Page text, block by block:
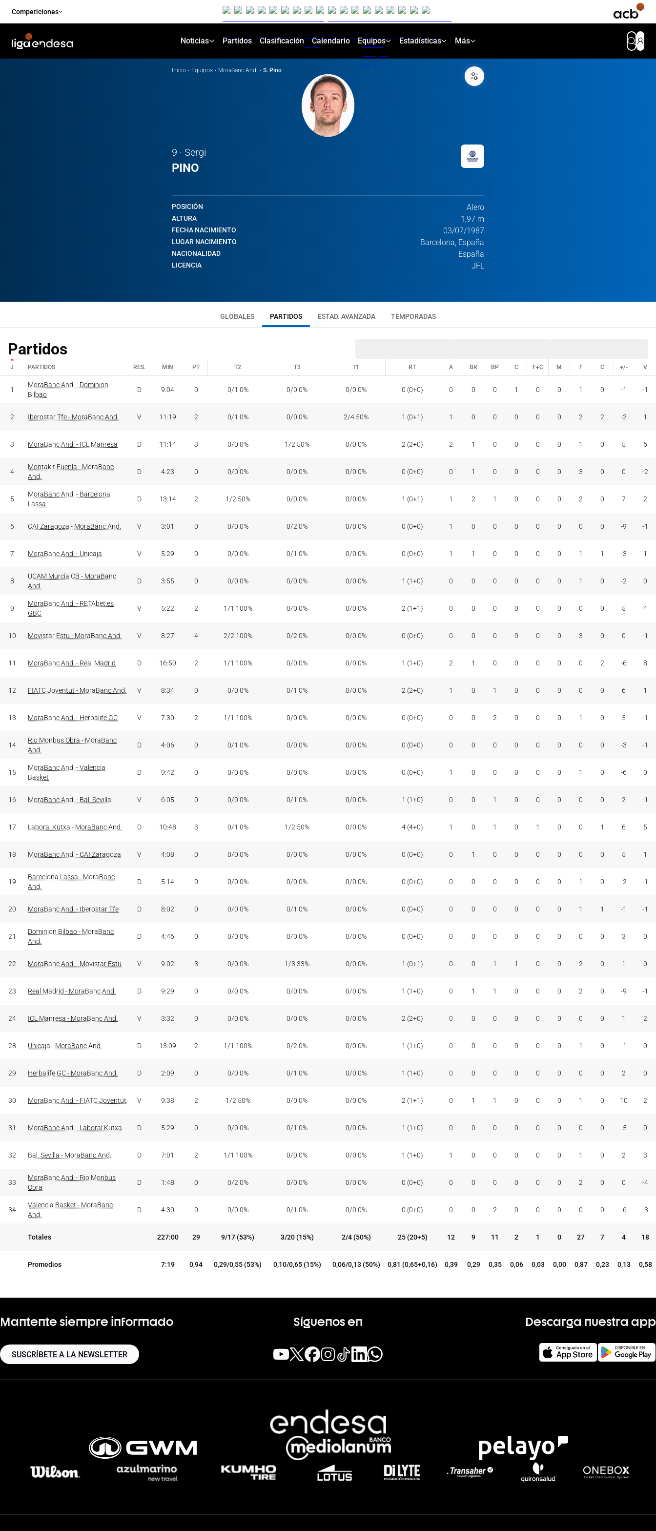
Competiciones
Noticias Partidos Clasificación Calendario Equipos Estadísticas Más
Inicio · Equipos · MoraBanc And. · S. Pino
9 · Sergi
PINO
POSICIÓN Alero
ALTURA 1,97 m
FECHA NACIMIENTO 03/07/1987
LUGAR NACIMIENTO Barcelona, España
NACIONALIDAD España
LICENCIA JFL
GLOBALES PARTIDOS ESTAD. AVANZADA TEMPORADAS
Partidos
J PARTIDOS RES. MIN PT T2 T3 T1 RT A BR BP C F+C M F C +/- V
PARTIDOS
1
MoraBanc And. - Dominion
Bilbao
D 9:04 0 0/1 0% 0/0 0% 0/0 0% 0 (0+0) 0 0 0 1 0 0 1 0 -1 -1
2 Iberostar Tfe - MoraBanc And. V 11:19 2 0/1 0% 0/0 0% 2/4 50% 1 (0+1) 1 0 0 0 0 0 2 2 -2 1
3 MoraBanc And. - ICL Manresa D 11:14 3 0/0 0% 1/2 50% 0/0 0% 2 (2+0) 2 1 0 0 0 0 1 0 5 6
4
Montakit Fuenla - MoraBanc
And.
D 4:23 0 0/0 0% 0/0 0% 0/0 0% 0 (0+0) 0 1 0 0 0 0 3 0 0 -2
5
MoraBanc And. - Barcelona
Lassa
D 13:14 2 1/2 50% 0/0 0% 0/0 0% 1 (0+1) 1 2 1 0 0 0 2 0 7 2
6 CAI Zaragoza - MoraBanc And. V 3:01 0 0/0 0% 0/2 0% 0/0 0% 0 (0+0) 1 0 0 0 0 0 0 0 -9 -1
7 MoraBanc And. - Unicaja V 5:29 0 0/0 0% 0/1 0% 0/0 0% 0 (0+0) 1 1 0 0 0 0 1 1 -3 1
8
UCAM Murcia CB - MoraBanc
And.
D 3:55 0 0/0 0% 0/0 0% 0/0 0% 1 (1+0) 0 0 0 0 0 0 1 0 -2 0
9
MoraBanc And. - RETAbet.es
GBC
V 5:22 2 1/1 100% 0/0 0% 0/0 0% 2 (1+1) 0 0 0 0 0 0 0 0 5 4
10 Movistar Estu - MoraBanc And. V 8:27 4 2/2 100% 0/2 0% 0/0 0% 0 (0+0) 0 0 0 0 0 0 3 0 0 -1
11 MoraBanc And. - Real Madrid D 16:50 2 1/1 100% 0/0 0% 0/0 0% 1 (1+0) 2 1 0 0 0 0 0 2 -6 8
12 FIATC Joventut - MoraBanc And. V 8:34 0 0/0 0% 0/1 0% 0/0 0% 2 (2+0) 1 0 1 0 0 0 0 0 6 1
13 MoraBanc And. - Herbalife GC V 7:30 2 1/1 100% 0/0 0% 0/0 0% 0 (0+0) 0 0 2 0 0 0 1 0 5 -1
14
Rio Monbus Obra - MoraBanc
And.
D 4:06 0 0/1 0% 0/0 0% 0/0 0% 0 (0+0) 0 0 0 0 0 0 0 0 -3 -1
15
MoraBanc And. - Valencia
Basket
D 9:42 0 0/0 0% 0/0 0% 0/0 0% 0 (0+0) 1 0 0 0 0 0 1 0 -6 0
16 MoraBanc And. - Bal. Sevilla V 6:05 0 0/0 0% 0/1 0% 0/0 0% 1 (1+0) 0 0 1 0 0 0 0 0 2 -1
17 Laboral Kutxa - MoraBanc And. D 10:48 3 0/1 0% 1/2 50% 0/0 0% 4 (4+0) 1 0 1 0 1 0 0 1 6 5
18 MoraBanc And. - CAI Zaragoza V 4:08 0 0/0 0% 0/0 0% 0/0 0% 0 (0+0) 0 1 0 0 0 0 0 0 5 1
19
Barcelona Lassa - MoraBanc
And.
D 5:14 0 0/0 0% 0/0 0% 0/0 0% 0 (0+0) 0 0 0 0 0 0 1 0 -2 -1
20 MoraBanc And. - Iberostar Tfe D 8:02 0 0/0 0% 0/1 0% 0/0 0% 0 (0+0) 0 0 0 0 0 0 1 1 -1 -1
21
Dominion Bilbao - MoraBanc
And.
D 4:46 0 0/0 0% 0/0 0% 0/0 0% 0 (0+0) 0 0 0 0 0 0 0 0 3 0
22 MoraBanc And. - Movistar Estu V 9:02 3 0/0 0% 1/3 33% 0/0 0% 1 (0+1) 0 0 1 1 0 0 2 0 1 0
23 Real Madrid - MoraBanc And. D 9:29 0 0/0 0% 0/0 0% 0/0 0% 1 (1+0) 0 1 1 0 0 0 2 0 -9 -1
24 ICL Manresa - MoraBanc And. V 3:32 0 0/0 0% 0/0 0% 0/0 0% 2 (2+0) 0 0 0 0 0 0 0 0 1 2
28 Unicaja - MoraBanc And. D 13:09 2 1/1 100% 0/2 0% 0/0 0% 1 (1+0) 0 0 0 0 0 0 1 0 -1 0
29 Herbalife GC - MoraBanc And. D 2:09 0 0/0 0% 0/1 0% 0/0 0% 1 (1+0) 0 0 0 0 0 0 0 0 2 0
30 MoraBanc And. - FIATC Joventut V 9:38 2 1/2 50% 0/0 0% 0/0 0% 2 (1+1) 0 1 1 0 0 0 1 0 10 2
31 MoraBanc And. - Laboral Kutxa D 5:29 0 0/0 0% 0/1 0% 0/0 0% 1 (1+0) 0 0 0 0 0 0 0 0 -5 0
32 Bal. Sevilla - MoraBanc And. D 7:01 2 1/1 100% 0/0 0% 0/0 0% 1 (1+0) 1 0 0 0 0 0 1 0 2 3
33
MoraBanc And. - Rio Monbus
Obra
D 1:48 0 0/2 0% 0/0 0% 0/0 0% 0 (0+0) 0 0 0 0 0 0 2 0 0 -4
34
Valencia Basket - MoraBanc
And.
D 4:30 0 0/0 0% 0/1 0% 0/0 0% 0 (0+0) 0 0 2 0 0 0 0 0 -6 -3
Totales 227:00 29 9/17 (53%) 3/20 (15%) 2/4 (50%) 25 (20+5) 12 9 11 2 1 0 27 7 4 18
Promedios 7:19 0,94 0,29/0,55 (53%) 0,10/0,65 (15%) 0,06/0,13 (50%) 0,81 (0,65+0,16) 0,39 0,29 0,35 0,06 0,03 0,00 0,87 0,23 0,13 0,58
Mantente siempre informado
SUSCRÍBETE A LA NEWSLETTER
Síguenos en Descarga nuestra app